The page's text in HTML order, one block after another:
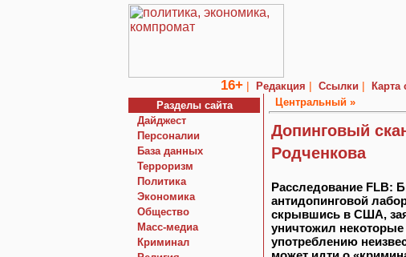
16+ | Редакция | Ссылки |
Карта
Разделы сайта
Дайджест
Персоналии
База данных
Терроризм
Политика
Экономика
Общество
Macc-медиа
Криминал
Центральный »
Допинговый
Родченкова
Расследование FLB:
антидопинговой
скрывшись в США,
уничтожил
употреблению